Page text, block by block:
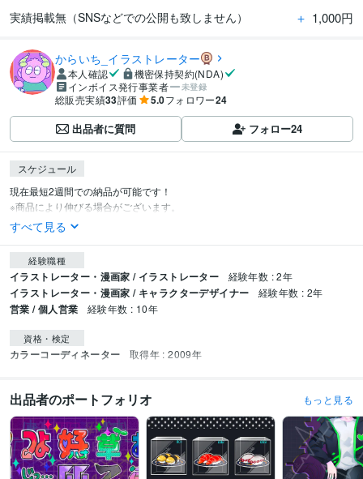
実績掲載無（SNSなどでの公開も致しません） ＋ 1,000円
からいち_イラストレーター
本人確認
機密保持契約(NDA)
インボイス発行事業者
未登録
総販売実績33評価 5.0フォロワー24
出品者に質問 フォロー24
スケジュール
現在最短2週間での納品が可能です！
※商品により伸びる場合がございます。
すべて見る
経験職種
イラストレーター・漫画家 / イラストレーター 経験年数 : 2年
イラストレーター・漫画家 / キャラクターデザイナー 経験年数 : 2年
営業 / 個人営業 経験年数 : 10年
資格・検定
カラーコーディネーター 取得年 : 2009年
出品者のポートフォリオ もっと見る